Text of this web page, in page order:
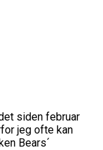
siden februar
jeg ofte kan
Bears´